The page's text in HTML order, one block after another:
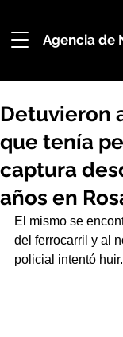
Agencia de
Detuvieron
que tenía
captura
años en
El mismo se
del ferrocarril y al
policial intentó huir.